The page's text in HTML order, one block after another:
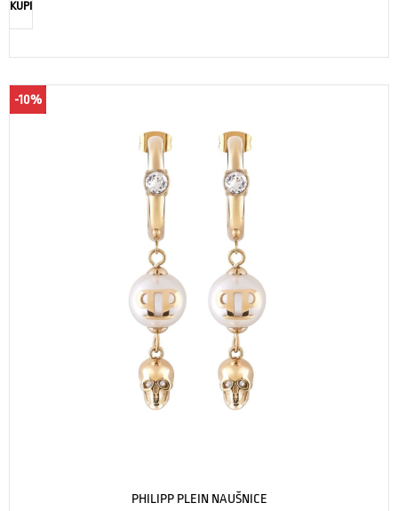
KUPI
-10%
PHILIPP PLEIN NAUŠNICE